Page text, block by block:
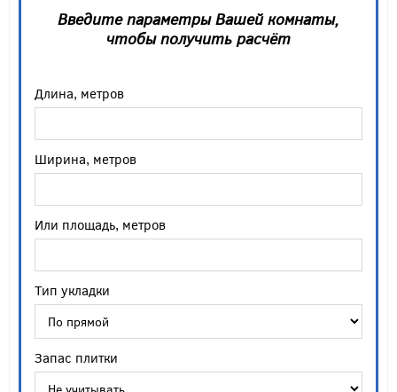
Введите параметры Вашей комнаты,
чтобы получить расчёт
Длина, метров
Ширина, метров
Или площадь, метров
Тип укладки
Запас плитки